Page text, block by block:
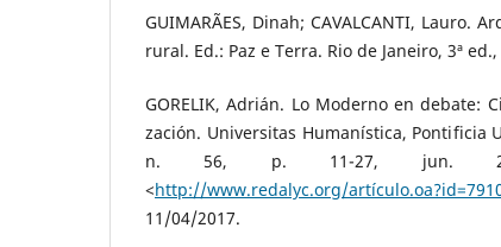
GUIMARÃES, Dinah; CAVALCANTI, Lauro.
rural. Ed.: Paz e Terra. Rio de Janeiro, 3ª ed.,
GORELIK, Adrián. Lo Moderno en debate:
zación. Universitas Humanística, Pontificia
n. 56, p. 11-27, jun.
<http://www.redalyc.org/
11/04/2017.